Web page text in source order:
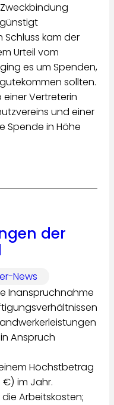
Schluss kam der
Urteil vom
ging es um Spenden,
sollten.
Vertreterin
und einer
Spende in Höhe
der
News
Inanspruchnahme
Anspruch
Höchstbetrag
€) im Jahr.
Arbeitskosten;